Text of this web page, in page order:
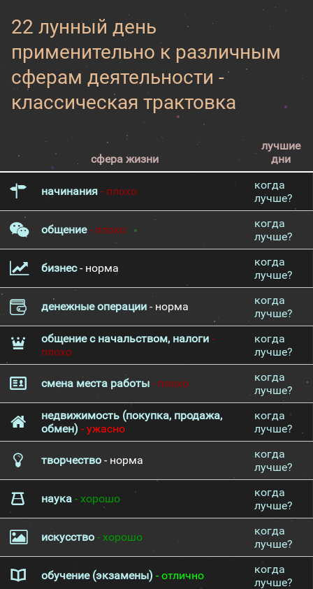
22 лунный день
применительно к различным
сферам деятельности -
классическая трактовка
сфера жизни
лучшие
дни
начинания - плохо
когда
лучше?
общение- плохо
когда
лучше?
бизнес- норма
когда
лучше?
денежные операции - норма
когда
лучше?
общение с начальством, налоги -
плохо
когда
лучше?
смена места работы - плохо
когда
лучше?
недвижимость (покупка, продажа,
обмен) - ужасно
когда
лучше?
творчество - норма
когда
лучше?
наука - хорошо
когда
лучше?
искусство - хорошо
когда
лучше?
обучение (экзамены) - отлично
когда
лучше?